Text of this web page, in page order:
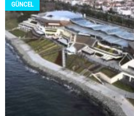
GÜNCEL